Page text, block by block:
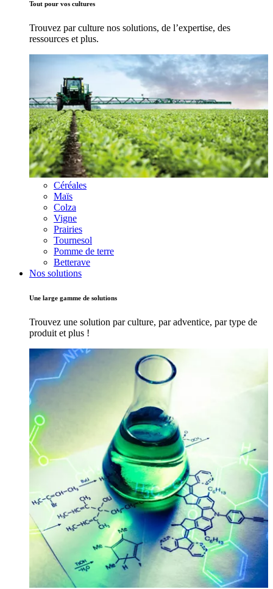
Tout pour vos cultures
Trouvez par culture nos solutions, de l’expertise, des
ressources et plus.
Céréales
Maïs
Colza
Vigne
Prairies
Tournesol
Pomme de terre
Betterave
Nos solutions
Une large gamme de solutions
Trouvez une solution par culture, par adventice, par type de
produit et plus !